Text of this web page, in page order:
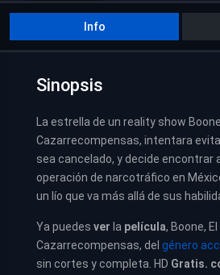
Info
Sinopsis
La estrella de un reality show
Cazarrecompensas, intentara
sea cancelado, y decide encontrar
operación de narcotráfico en
un lío que va más allá de sus
Ya puedes ver la película, Boone, El
Cazarrecompensas, del género
sin cortes y completa. HD Gratis.